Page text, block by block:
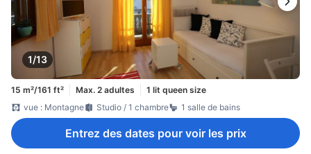
1/13
15 m²/161 ft² Max. 2 adultes
1 lit queen size
vue : Montagne
Studio / 1 chambre 1 salle de bains
Entrez des dates pour voir les prix